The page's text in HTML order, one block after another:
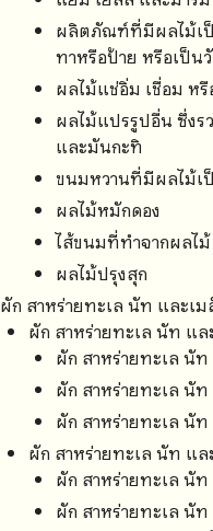
ผลิตภัณฑ์ที่มีผลไม้เ
ทาหรือป้าย หรือเป็น
ผลไม้แช่อิ่ม เชื่อม ห
ผลไม้แปรรูปอื่น ซึ่งร
และมันกะทิ
ขนมหวานที่มีผลไม้เ
ผลไม้หมักดอง
ไส้ขนมที่ทำจากผลไม้
ผลไม้ปรุงสุก
ผัก สาหร่ายทะเล นัท และเม
ผัก สาหร่ายทะเล นัท แ
ผัก สาหร่ายทะเล นั
ผัก สาหร่ายทะเล นั
ผัก สาหร่ายทะเล นั
ผัก สาหร่ายทะเล นัท แ
ผัก สาหร่ายทะเล นั
ผัก สาหร่ายทะเล นั